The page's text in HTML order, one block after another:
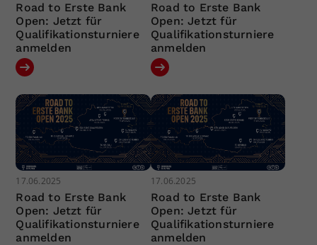
Road to Erste Bank
Open: Jetzt für
Qualifikationsturniere
anmelden
Road to Erste Bank
Open: Jetzt für
Qualifikationsturniere
anmelden
17.06.2025
Road to Erste Bank
Open: Jetzt für
Qualifikationsturniere
anmelden
17.06.2025
Road to Erste Bank
Open: Jetzt für
Qualifikationsturniere
anmelden